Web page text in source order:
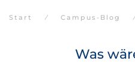
Start Campus-Blog
Was